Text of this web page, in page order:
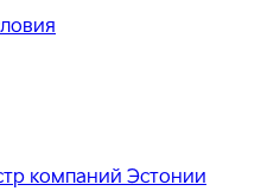
компаний Эстонии